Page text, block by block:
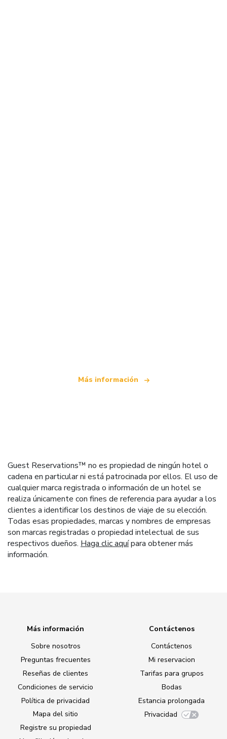
Más información
Guest Reservations™ no es propiedad de ningún hotel o
cadena en particular ni está patrocinada por ellos. El uso de
cualquier marca registrada o información de un hotel se
realiza únicamente con fines de referencia para ayudar a los
clientes a identificar los destinos de viaje de su elección.
Todas esas propiedades, marcas y nombres de empresas
son marcas registradas o propiedad intelectual de sus
respectivos dueños. Haga clic aquípara obtener más
información.
Más información
Sobre nosotros
Preguntas frecuentes
Reseñas de clientes
Condiciones de servicio
Política de privacidad
Mapa del sitio
Registre su propiedad
Contáctenos
Contáctenos
Mi reservacion
Tarifas para grupos
Bodas
Estancia prolongada
Privacidad